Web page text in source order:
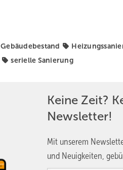
Gebäudebestand
serielle Sanierung
Keine Zeit?
Newsletter!
Mit unserem
und Neuigkeiten,